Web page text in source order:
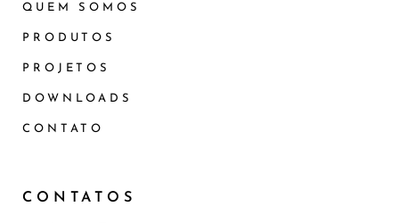
QUEM SOMOS
PRODUTOS
PROJETOS
DOWNLOADS
CONTATO
CONTATOS